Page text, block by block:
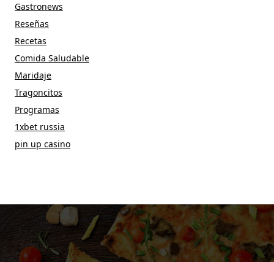
Gastronews
Reseñas
Recetas
Comida Saludable
Maridaje
Tragoncitos
Programas
1xbet russia
pin up casino